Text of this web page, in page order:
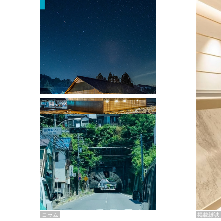
掲載雑誌
掲載雑誌・書籍
『街歩き研修「アールデコとモダニズ
ム、和風バロック」』のレポート記事が
掲載
コラム